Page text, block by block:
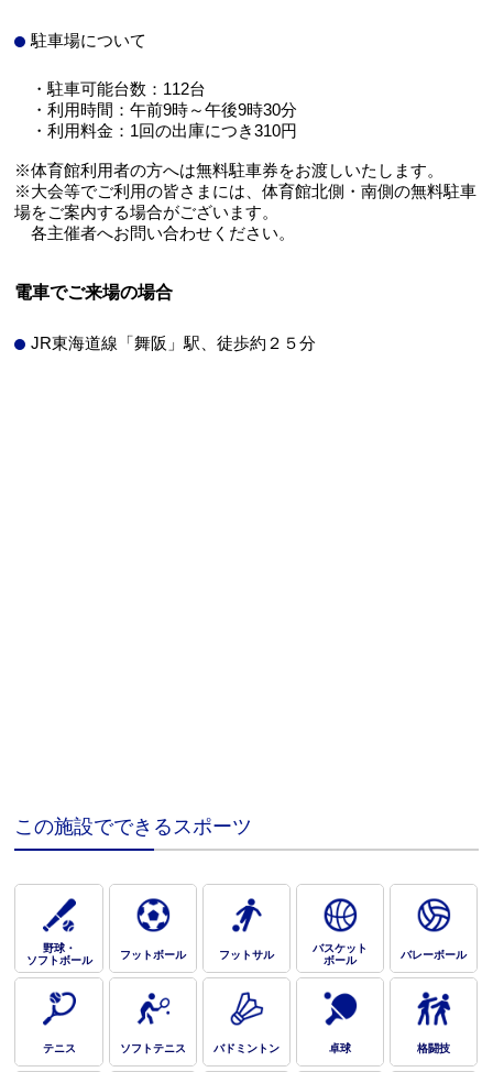
駐車場について
・駐車可能台数：112台
・利用時間：午前9時～午後9時30分
・利用料金：1回の出庫につき310円
※体育館利用者の方へは無料駐車券をお渡しいたします。
※大会等でご利用の皆さまには、体育館北側・南側の無料駐車
場をご案内する場合がございます。
各主催者へお問い合わせください。
電車でご来場の場合
JR東海道線「舞阪」駅、徒歩約２５分
この施設でできるスポーツ
野球・
ソフトボール
フットボール フットサル
バスケット
ボール
バレーボール
テニス ソフトテニス バドミントン 卓球 格闘技